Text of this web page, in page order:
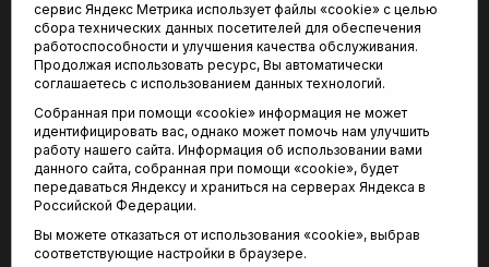
625035, Тюмень, пр. Геологоразведчиков, 28А
(3452) 68-22-28
tum-arena@mail.ru
Отдел продаж:
(3452) 68-89-78
kotovaev@sibinformburo.ru
сервис Яндекс Метрика использует файлы «cookie» с целью
сбора технических данных посетителей для обеспечения
работоспособности и улучшения качества обслуживания.
Продолжая использовать ресурс, Вы автоматически
соглашаетесь с использованием данных технологий.
Собранная при помощи «cookie» информация не может
идентифицировать вас, однако может помочь нам улучшить
работу нашего сайта. Информация об использовании вами
данного сайта, собранная при помощи «cookie», будет
передаваться Яндексу и храниться на серверах Яндекса в
Российской Федерации.
Вы можете отказаться от использования «cookie», выбрав
соответствующие настройки в браузере.